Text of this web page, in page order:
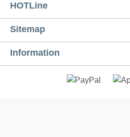
HOTLine
Sitemap
Information